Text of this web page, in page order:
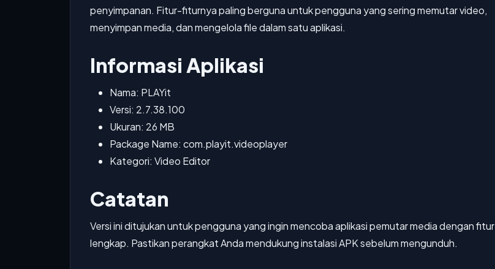
penyimpanan. Fitur-fiturnya paling berguna untuk pengguna yang sering memutar video,
menyimpan media, dan mengelola file dalam satu aplikasi.
Informasi Aplikasi
Nama: PLAYit
Versi: 2.7.38.100
Ukuran: 26 MB
Package Name: com.playit.videoplayer
Kategori: Video Editor
Catatan
Versi ini ditujukan untuk pengguna yang ingin mencoba aplikasi pemutar media dengan fitur
lengkap. Pastikan perangkat Anda mendukung instalasi APK sebelum mengunduh.